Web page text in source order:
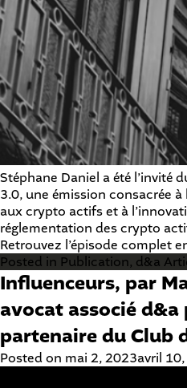
Stéphane Daniel a été l’invité
3.0, une émission consacrée
aux crypto actifs et à
réglementation des crypto
Retrouvez l’épisode complet
Posted in Publication, d&a
Influenceurs, par
avocat associé
partenaire du Club
Posted on mai 2, 2023avril